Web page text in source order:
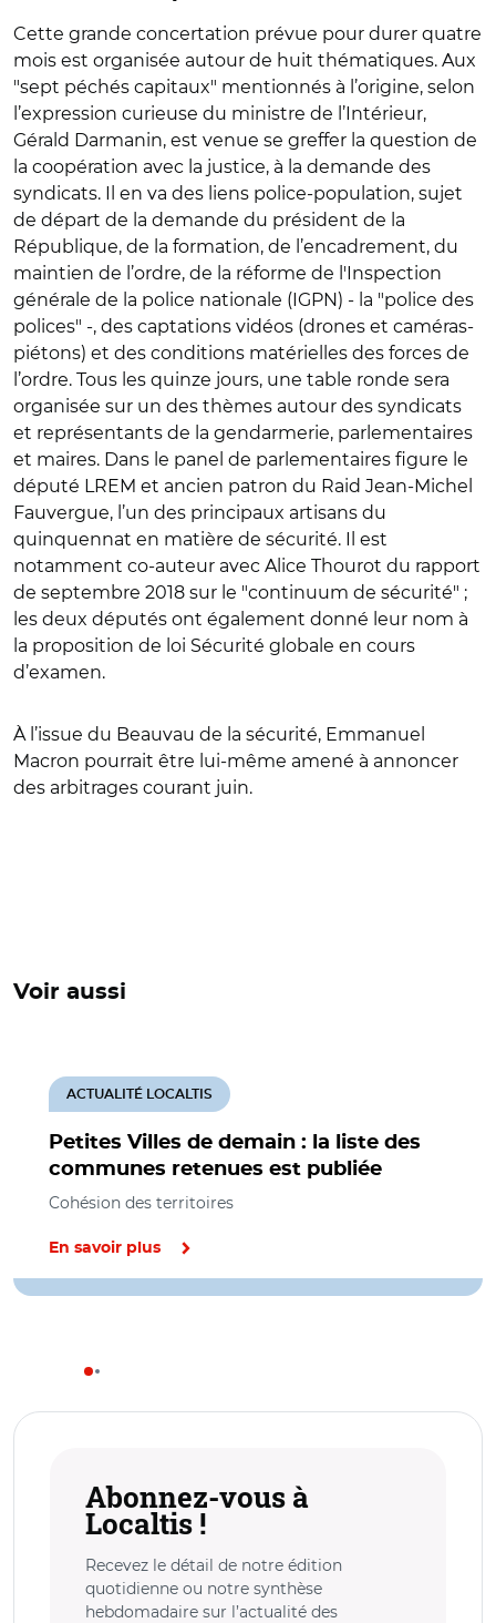
Cette grande concertation prévue pour durer quatre
mois est organisée autour de huit thématiques. Aux
"sept péchés capitaux" mentionnés à l’origine, selon
l’expression curieuse du ministre de l’Intérieur,
Gérald Darmanin, est venue se greffer la question de
la coopération avec la justice, à la demande des
syndicats. Il en va des liens police-population, sujet
de départ de la demande du président de la
République, de la formation, de l’encadrement, du
maintien de l’ordre, de la réforme de l'Inspection
générale de la police nationale (IGPN) - la "police des
polices" -, des captations vidéos (drones et caméras-
piétons) et des conditions matérielles des forces de
l’ordre. Tous les quinze jours, une table ronde sera
organisée sur un des thèmes autour des syndicats
et représentants de la gendarmerie, parlementaires
et maires. Dans le panel de parlementaires figure le
député LREM et ancien patron du Raid Jean-Michel
Fauvergue, l’un des principaux artisans du
quinquennat en matière de sécurité. Il est
notamment co-auteur avec Alice Thourot du rapport
de septembre 2018 sur le "continuum de sécurité" ;
les deux députés ont également donné leur nom à
la proposition de loi Sécurité globale en cours
d’examen.
À l’issue du Beauvau de la sécurité, Emmanuel
Macron pourrait être lui-même amené à annoncer
des arbitrages courant juin.
Voir aussi
Petites Villes de demain : la liste des
communes retenues est publiée
ACTUALITÉ LOCALTIS
Cohésion des territoires
En savoir plus
Abonnez-vous à
Localtis !
Recevez le détail de notre édition
quotidienne ou notre synthèse
hebdomadaire sur l’actualité des